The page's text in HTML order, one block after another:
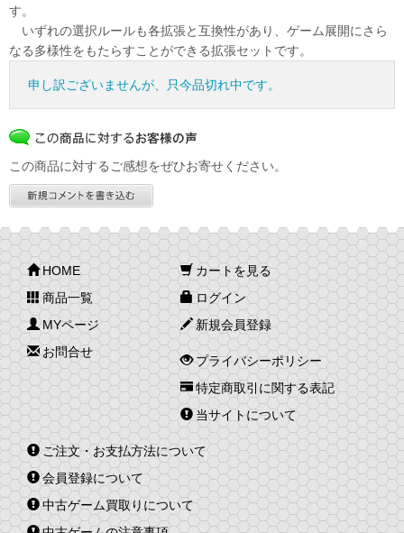
す。
いずれの選択ルールも各拡張と互換性があり、ゲーム展開にさら
なる多様性をもたらすことができる拡張セットです。
申し訳ございませんが、只今品切れ中です。
この商品に対するご感想をぜひお寄せください。
HOME
商品一覧
MYページ
お問合せ
カートを見る
ログイン
新規会員登録
プライバシーポリシー
特定商取引に関する表記
当サイトについて
ご注文・お支払方法について
会員登録について
中古ゲーム買取りについて